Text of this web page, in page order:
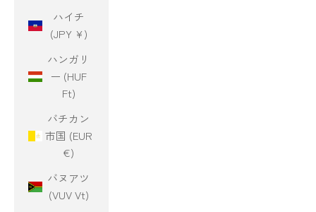
ハイチ
(JPY ¥)
ハンガリ
ー (HUF
Ft)
バチカン
市国 (EUR
€)
バヌアツ
(VUV Vt)